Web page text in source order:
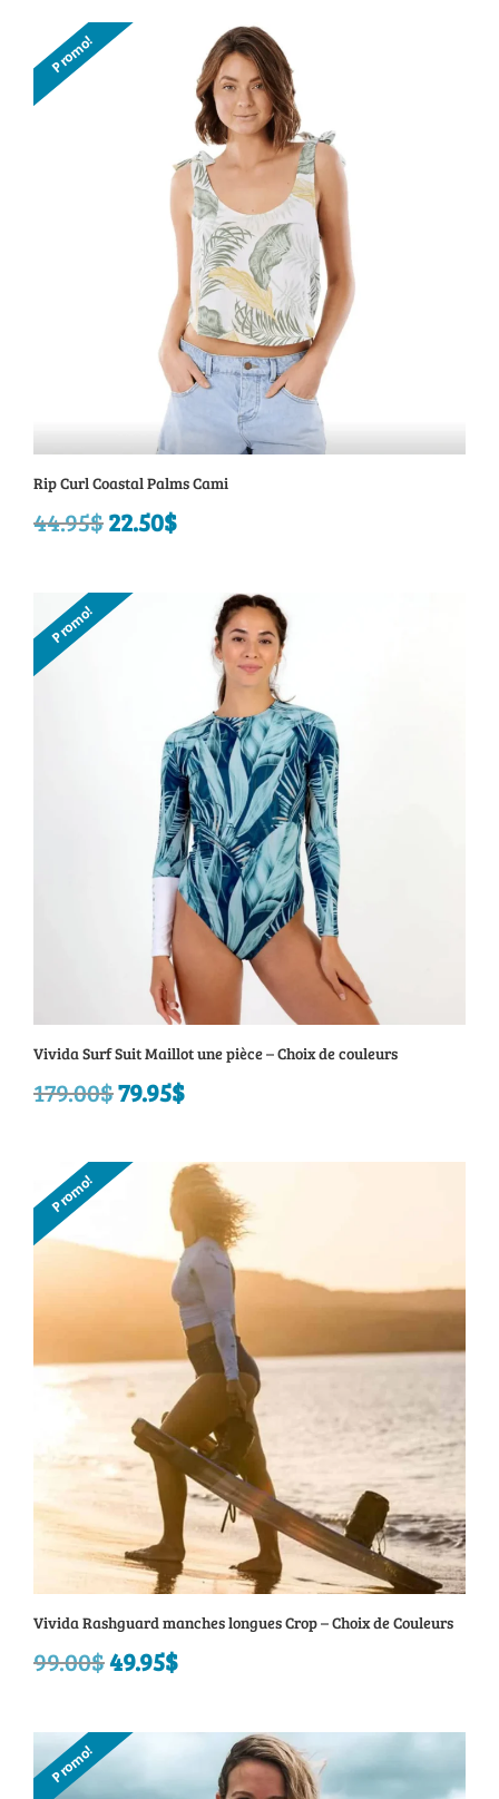
initial
actuel
est :
29.95$.
Promo!
Rip Curl Coastal Palms Cami
44.95$Le
initial
22.50$
actuel
est :
22.50$.
Promo!
Vivida Surf Suit Maillot une pièce – Choix de couleurs
179.00$Le
initial
était :
179.00$.
79.95$
actuel
est :
79.95$.
Promo!
Vivida Rashguard manches longues Crop – Choix de Couleurs
99.00$Le
initial
était :
49.95$
actuel
est :
Promo!